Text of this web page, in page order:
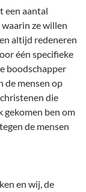
een aantal
ze willen
altijd redeneren
één specifieke
boodschapper
de mensen op
die
gekomen ben om
de mensen
en wij, de